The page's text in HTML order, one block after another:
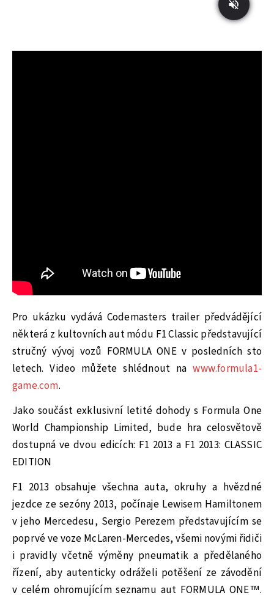
Pro ukázku vydává Codemasters trailer předvádějící
některá z kultovních aut módu F1 Classic představující
stručný vývoj vozů FORMULA ONE v posledních sto
letech. Video můžete shlédnout nawww.formula1-
game.com.
Jako součást exklusivní letité dohody s Formula One
World Championship Limited, bude hra celosvětově
dostupná ve dvou edicích: F1 2013 a F1 2013: CLASSIC
EDITION
F1 2013 obsahuje všechna auta, okruhy a hvězdné
jezdce ze sezóny 2013, počínaje Lewisem Hamiltonem
v jeho Mercedesu, Sergio Perezem představujícím se
poprvé ve voze McLaren-Mercedes, všemi novými řidiči
i pravidly včetně výměny pneumatik a předělaného
řízení, aby autenticky odráželi potěšení ze závodění
v celém ohromujícím seznamu aut FORMULA ONE™.